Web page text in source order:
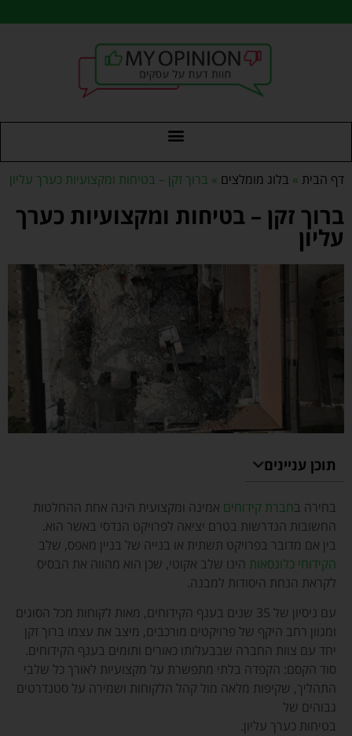
דף הבית » בלוג מומלצים » ברוך זקן – בטיחות ומקצועיות כערך עליון
ברוך זקן – בטיחות ומקצועיות כערך
עליון
תוכן עניינים
בחירה בחברת קידוחים אמינה ומקצועית הינה אחת ההחלטות
החשובות הנדרשות בטרם יציאה לפרויקט הנדסי באשר הוא.
בין אם מדובר בפרויקט תשתית או בנייה של בניין מאפס, שלב
הקידוחי כלונסאות הינו שלב אקוטי, שכן הוא מהווה את הבסיס
לקראת הנחת היסודות למבנה.
עם ניסיון של 35 שנים בענף הקידוחים, מאות לקוחות מכל הסוגים
ומגוון רחב היקף של פרויקטים מורכבים, מיצב את עצמו ברוך זקן
יחד עם צוות החברה שבבעלותו כאורים ותומים בענף הקידוחים.
סוד הקסם: הקפדה בלתי מתפשרת על מקצועיות לאורך כל שלבי
התהליך, שקיפות מלאה מול קהל הלקוחות ושמירה על סטנדרטים
גבוהים של
בטיחות כערך עליון.